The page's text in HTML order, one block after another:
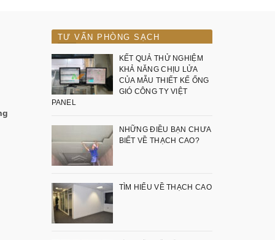
TƯ VẤN PHÒNG SẠCH
KẾT QUẢ THỬ NGHIỆM
KHẢ NĂNG CHỊU LỬA
CỦA MẪU THIẾT KẾ ỐNG
GIÓ CÔNG TY VIỆT
PANEL
NHỮNG ĐIỀU BẠN CHƯA
BIẾT VỀ THẠCH CAO?
TÌM HIỂU VỀ THẠCH CAO